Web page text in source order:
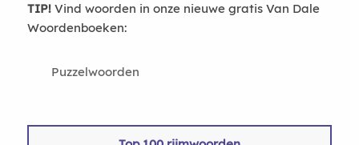
TIP!Vind woorden in onze nieuwe gratis Van Dale
Woordenboeken:
Puzzelwoorden